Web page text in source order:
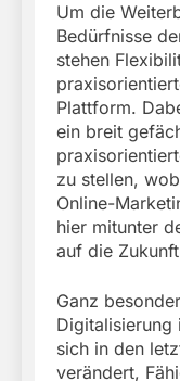
Um die
Bedürfnisse
stehen
Plattform.
ein breit
zu stellen,
Online-
hier mitunter
auf die
Ganz
Digitalisierung
sich in den
verändert,